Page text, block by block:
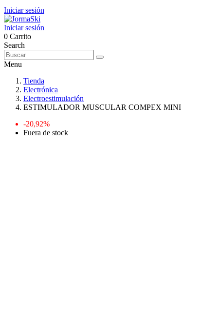
Iniciar sesión
Iniciar sesión
0 Carrito
Search
Menu
Tienda
Electrónica
Electroestimulación
ESTIMULADOR MUSCULAR COMPEX MINI
-20,92%
Fuera de stock